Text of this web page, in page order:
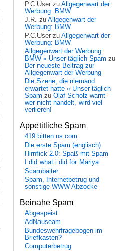
P.C.User zu Allgegenwart der
Werbung: BMW
J.R. zu Allgegenwart der
Werbung: BMW
P.C.User zu Allgegenwart der
Werbung: BMW
Allgegenwart der Werbung:
BMW « Unser täglich Spam zu
Der neueste Beitrag zur
Allgegenwart der Werbung
Die Szene, die niemand
erwartet hatte « Unser täglich
Spam zu Olaf Scholz warnt –
wer nicht handelt, wird viel
verlieren!
Appetitliche Spam
419.bitten us.com
Die erste Spam (englisch)
Hirnfick 2.0: Spaß mit Spam
I did what i did for Mariya
Scambaiter
Spam, Internetbetrug und
sonstige WWW Abzocke
Beinahe Spam
Abgespeist
AdNauseam
Bundeswehrfragebogen im
Briefkasten?
Computerbetrug